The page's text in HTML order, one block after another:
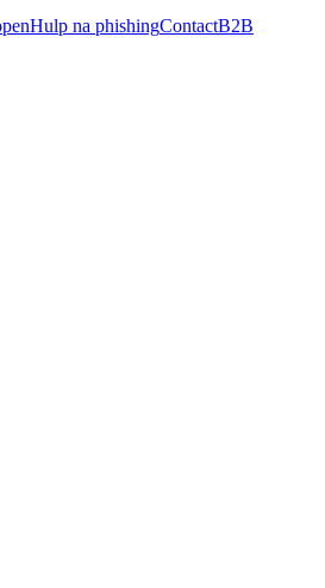
Hulp na phishingContactB2B